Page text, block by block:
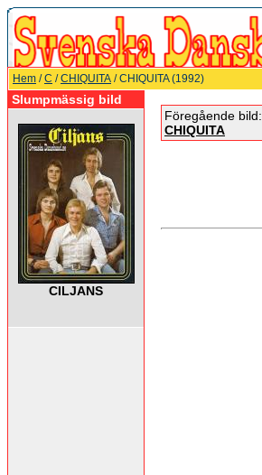
Hem /C /CHIQUITA / CHIQUITA (1992)
Slumpmässig bild
CILJANS
Föregående bild:
CHIQUITA